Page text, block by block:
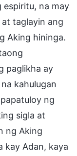
espiritu, na may
taglayin ang
Aking hininga.
paglikha ay
kahulugan
ng
sigla at
ng Aking
kay Adan, kaya